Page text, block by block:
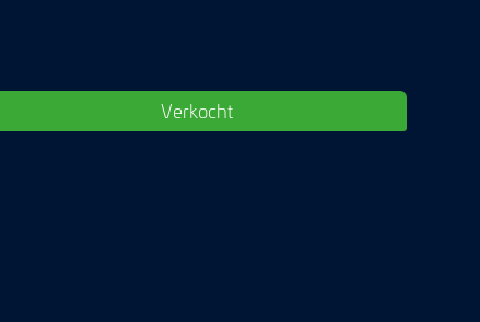
Verkocht